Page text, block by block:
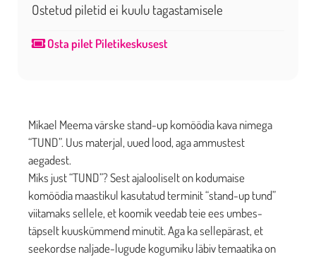
Mikael Meema värske stand-up komöödia kava nimega
“TUND”. Uus materjal, uued lood, aga ammustest
aegadest.
Miks just “TUND”? Sest ajalooliselt on kodumaise
komöödia maastikul kasutatud terminit “stand-up tund”
viitamaks sellele, et koomik veedab teie ees umbes-
täpselt kuuskümmend minutit. Aga ka sellepärast, et
seekordse naljade-lugude kogumiku läbiv temaatika on
Ostetud piletid ei kuulu tagastamisele
Osta pilet Piletikeskusest